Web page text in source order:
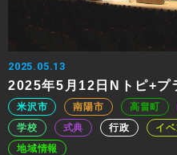
2025.05.13
2025年5月12日Nトピ+プ
米沢市 南陽市 高畠町
学校
式典 行政
イベ
地域情報